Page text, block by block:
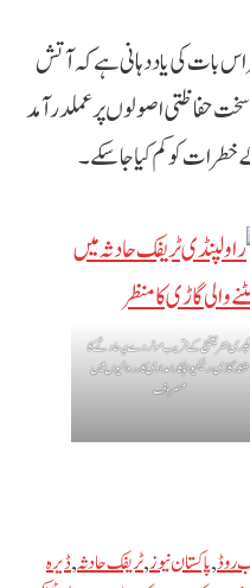
اس بات کی یاد دہانی ہے کہ آتش
حفاظتی اصولوں پر عملدرآمد
کو کم کیا جا سکے۔
چکری انٹرچینج کے قریب موٹر وے پر حادثے کا
شکار گاڑی، ریسکیو اہلکار امدادی کارروائیوں میں
مصروف
روڈ,پاکستان نیوز,ٹریفک حادثہ,ڈیرہ